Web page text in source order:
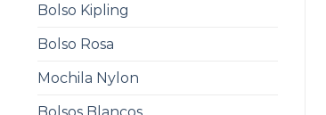
Bolso Kipling
Bolso Rosa
Mochila Nylon